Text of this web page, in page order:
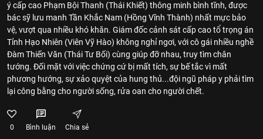
ý cấp cao Phạm Bội Thanh (Thái Khiết) thông minh bình tĩnh, được
bác sỹ lưu manh Tần Khắc Nam (Hồng Vĩnh Thành) nhất mực bảo
vệ, vượt qua nhiều khó khăn. Giám đốc cảnh sát cấp cao tổ trọng án
Tỉnh Hạo Nhiên (Viên Vỹ Hào) không nghỉ ngơi, với cô gái nhiều nghề
Đàm Thiến Văn (Thái Tư Bối) cùng giúp đỡ nhau, truy tìm chân
tướng. Đối mặt với việc chứng cứ bị mất tích, sự bế tắc vì mất
phương hướng, sự xảo quyệt của hung thủ...đội ngũ pháp y phải tìm
lại công bằng cho người sống, rửa oan cho người chết.
0 Bình luận Chia sẻ